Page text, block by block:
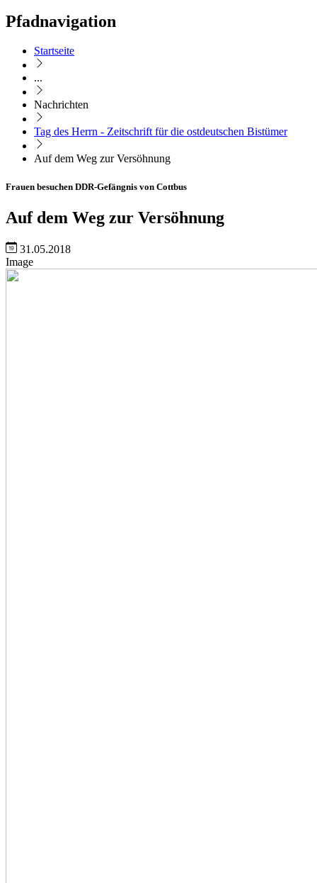
Pfadnavigation
Startseite
...
Nachrichten
Tag des Herrn - Zeitschrift für die ostdeutschen Bistümer
Auf dem Weg zur Versöhnung
Frauen besuchen DDR-Gefängnis von Cottbus
Auf dem Weg zur Versöhnung
31.05.2018
Image